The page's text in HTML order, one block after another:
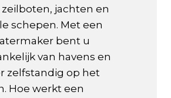
jachten en
schepen. Met een
bent u
van havens en
zelfstandig op het
Hoe werkt een